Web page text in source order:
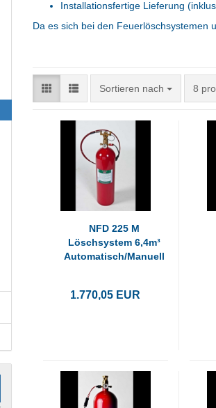
Installationsfertige Lieferung
Da es sich bei den Feuerlöschsystemen
Sortieren nach
Sortieren nach 8
pro
NFD 225 M
Löschsystem 6,4m³
Automatisch/Manuell
1.770,05 EUR